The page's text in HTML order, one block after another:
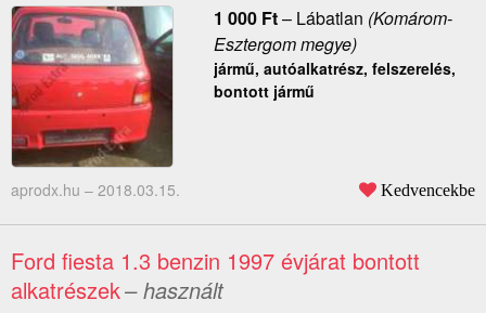
1 000 Ft– Lábatlan (Komárom-
Esztergom megye)
jármű, autóalkatrész, felszerelés,
bontott jármű
aprodx.hu – 2018.03.15. Kedvencekbe
Ford fiesta 1.3 benzin 1997 évjárat bontott
alkatrészek– használt